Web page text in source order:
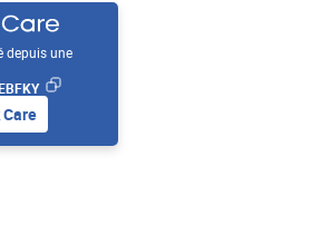
depuis une